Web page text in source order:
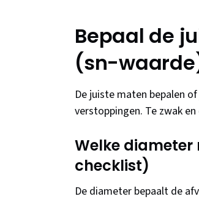
Bepaal de
(sn-
De juiste maten bepalen
verstoppingen. Te zwak
Welke
checklist)
De diameter bepaalt de